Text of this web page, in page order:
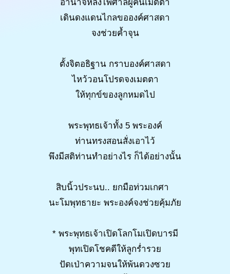
อำนาจหลั่งไพศาลผู้คนเมตตา
เดินดงแดนไกลขอองค์ศาสดา
จงช่วยค้ำจุน
ตั้งจิตอธิฐาน กราบองค์ศาสดา
ไหว้วอนโปรดจงเมตตา
ให้ทุกข์ของลูกหมดไป
พระพุทธเจ้าทั้ง 5 พระองค์
ท่านทรงสอนสั่งเอาไว้
พึงมีสติท่านทำอย่างไร ก็ได้อย่างนั้น
สิบนิ้วประนบ.. ยกมือท่วมเกศา
นะโมพุทธายะ พระองค์จงช่วยคุ้มภัย
* พระพุทธเจ้าเปิดโลกโมเปิดบารมี
พุทเปิดโชคดีให้ลูกร่ำรวย
ปัดเป่าความจนให้พ้นดวงซวย